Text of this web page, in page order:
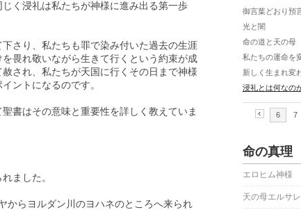
く浸礼は私たちが神様に進み出る第一歩
さり、私たちも罪で染み付いた過去の生涯
畏れ敬いながら生きて行くという約束が成
され、私たちが天国に行くその日まで神様
ントになるのです。
書はその意味と重要性を詳しく教えていま
ました。
からヨルダン川のヨハネのところへ来られ
命の真理
エロヒム神様
天の母エルサ